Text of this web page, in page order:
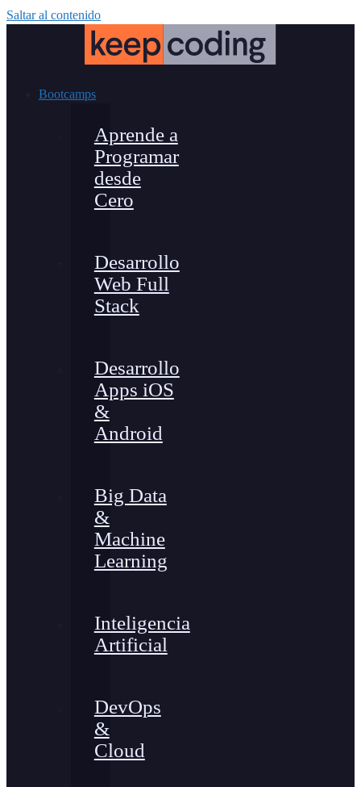
Saltar al contenido
Bootcamps
Aprende a
Programar
desde
Cero
Desarrollo
Web Full
Stack
Desarrollo
Apps iOS
&
Android
Big Data
&
Machine
Learning
Inteligencia
Artificial
DevOps
&
Cloud